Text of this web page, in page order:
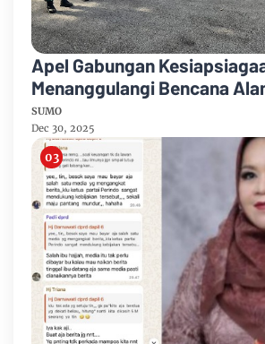
Apel Gabungan
Menanggulangi Bencana
Bengkalis
SUMO
Dec 30, 2025